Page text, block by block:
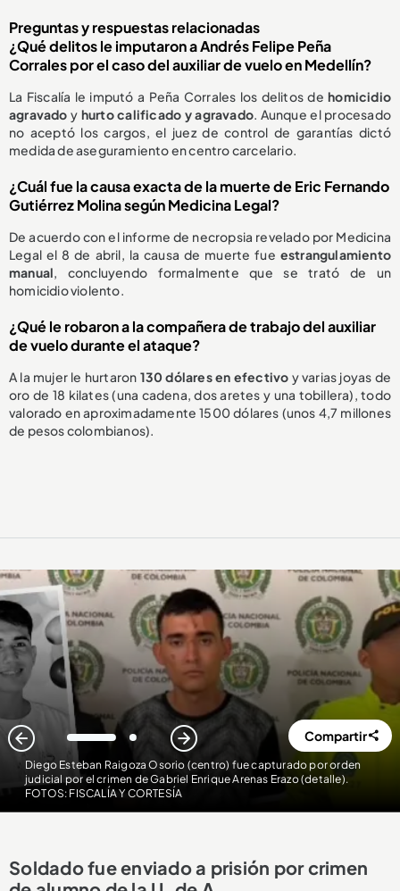
Preguntas y respuestas relacionadas
¿Qué delitos le imputaron a Andrés Felipe Peña
Corrales por el caso del auxiliar de vuelo en Medellín?
La Fiscalía le imputó a Peña Corrales los delitos dehomicidio
agravado y hurto calificado y agravado. Aunque el procesado
no aceptó los cargos, el juez de control de garantías dictó
medida de aseguramiento en centro carcelario.
¿Cuál fue la causa exacta de la muerte de Eric Fernando
Gutiérrez Molina según Medicina Legal?
De acuerdo con el informe de necropsia revelado por Medicina
Legal el 8 de abril, la causa de muerte fue estrangulamiento
manual , concluyendo formalmente que se trató de un
homicidio violento.
¿Qué le robaron a la compañera de trabajo del auxiliar
de vuelo durante el ataque?
A la mujer le hurtaron 130 dólares en efectivo y varias joyas de
oro de 18 kilates (una cadena, dos aretes y una tobillera), todo
valorado en aproximadamente 1500 dólares (unos 4,7 millones
de pesos colombianos).
Diego Esteban Raigoza Osorio (centro) fue capturado por orden
judicial por el crimen de Gabriel Enrique Arenas Erazo (detalle).
FOTOS: FISCALÍA Y CORTESÍA
1 2 Compartir
Soldado fue enviado a prisión por crimen